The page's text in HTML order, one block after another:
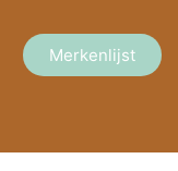
Merkenlijst